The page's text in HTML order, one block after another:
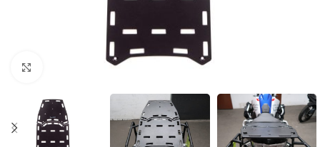
Haga clic para ampliar